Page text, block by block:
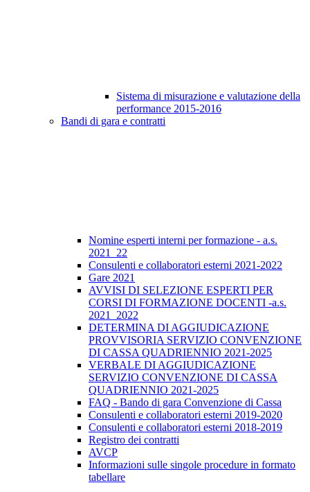
Sistema di misurazione e valutazione della
performance 2015-2016
Bandi di gara e contratti
Nomine esperti interni per formazione - a.s.
2021_22
Consulenti e collaboratori esterni 2021-2022
Gare 2021
AVVISI DI SELEZIONE ESPERTI PER
CORSI DI FORMAZIONE DOCENTI -a.s.
2021_2022
DETERMINA DI AGGIUDICAZIONE
PROVVISORIA SERVIZIO CONVENZIONE
DI CASSA QUADRIENNIO 2021-2025
VERBALE DI AGGIUDICAZIONE
SERVIZIO CONVENZIONE DI CASSA
QUADRIENNIO 2021-2025
FAQ - Bando di gara Convenzione di Cassa
Consulenti e collaboratori esterni 2019-2020
Consulenti e collaboratori esterni 2018-2019
Registro dei contratti
AVCP
Informazioni sulle singole procedure in formato
tabellare